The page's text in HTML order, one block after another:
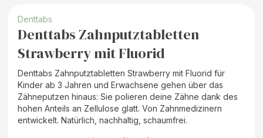
Denttabs
Denttabs Zahnputztabletten
Strawberry mit Fluorid
Denttabs Zahnputztabletten Strawberry mit Fluorid für
Kinder ab 3 Jahren und Erwachsene gehen über das
Zähneputzen hinaus: Sie polieren deine Zähne dank des
hohen Anteils an Zellulose glatt. Von Zahnmedizinern
entwickelt. Natürlich, nachhaltig, schaumfrei.